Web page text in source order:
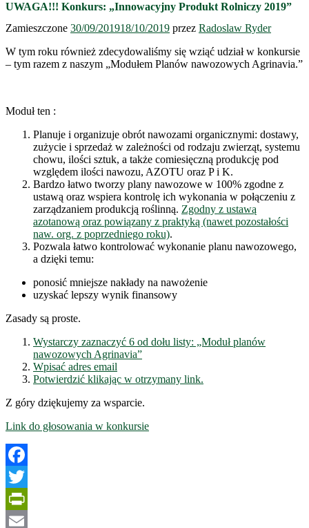
UWAGA!!! Konkurs: „Innowacyjny Produkt Rolniczy 2019”
Zamieszczone 30/09/201918/10/2019 przez Radoslaw Ryder
W tym roku również zdecydowaliśmy się wziąć udział w konkursie
– tym razem z naszym „Modułem Planów nawozowych Agrinavia.”
Moduł ten :
Planuje i organizuje obrót nawozami organicznymi: dostawy,
zużycie i sprzedaż w zależności od rodzaju zwierząt, systemu
chowu, ilości sztuk, a także comiesięczną produkcję pod
względem ilości nawozu, AZOTU oraz P i K.
Bardzo łatwo tworzy plany nawozowe w 100% zgodne z
ustawą oraz wspiera kontrolę ich wykonania w połączeniu z
zarządzaniem produkcją roślinną. Zgodny z ustawą
azotanową oraz powiązany z praktyką (nawet pozostałości
naw. org. z poprzedniego roku).
Pozwala łatwo kontrolować wykonanie planu nawozowego,
a dzięki temu:
ponosić mniejsze nakłady na nawożenie
uzyskać lepszy wynik finansowy
Zasady są proste.
Wystarczy zaznaczyć 6 od dołu listy: „Moduł planów
nawozowych Agrinavia”
Wpisać adres email
Potwierdzić klikając w otrzymany link.
Z góry dziękujemy za wsparcie.
Link do głosowania w konkursie
Facebook
Twitter
PrintFriendly